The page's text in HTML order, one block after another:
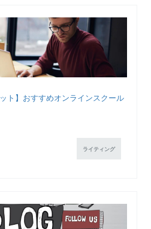
ト】おすすめオンラインスクール
ライティング